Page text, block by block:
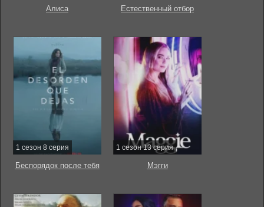
Алиса Естественный отбор
1 сезон 8 серия
Беспорядок после тебя
1 сезон 13 серия
Мэгги